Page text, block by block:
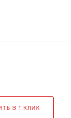
В 1 КЛИК